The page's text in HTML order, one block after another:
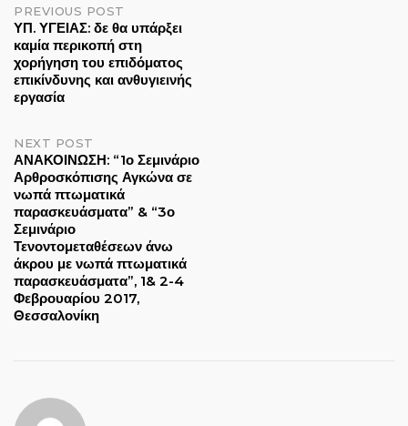
Post
navigation
PREVIOUS POST
ΥΠ. ΥΓΕΙΑΣ: δε θα υπάρξει
καμία περικοπή στη
χορήγηση του επιδόματος
επικίνδυνης και ανθυγιεινής
εργασία
NEXT POST
ΑΝΑΚΟΙΝΩΣΗ: “1ο Σεμινάριο
Αρθροσκόπισης Αγκώνα σε
νωπά πτωματικά
παρασκευάσματα” & “3ο
Σεμινάριο
Τενοντομεταθέσεων άνω
άκρου με νωπά πτωματικά
παρασκευάσματα”, 1& 2-4
Φεβρουαρίου 2017,
Θεσσαλονίκη